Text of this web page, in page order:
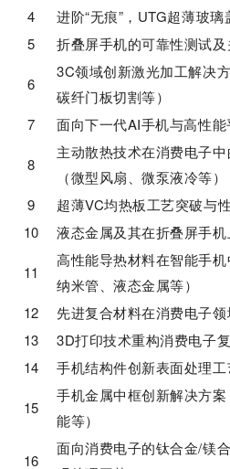
4
进阶“无痕”，UTG超薄玻
5
折叠屏手机的可靠性测试及
6
3C领域创新激光加工解决
碳纤门板切割等）
7
面向下一代AI手机与高性
8
主动散热技术在消费电子
（微型风扇、微泵液冷等）
9
超薄VC均热板工艺突破与
10
液态金属及其在折叠屏手
11
高性能导热材料在智能手
纳米管、液态金属等）
12
先进复合材料在消费电子
13
3D打印技术重构消费电子
14
手机结构件创新表面处理工
15
手机金属中框创新解决方
能等）
16
面向消费电子的钛合金/镁